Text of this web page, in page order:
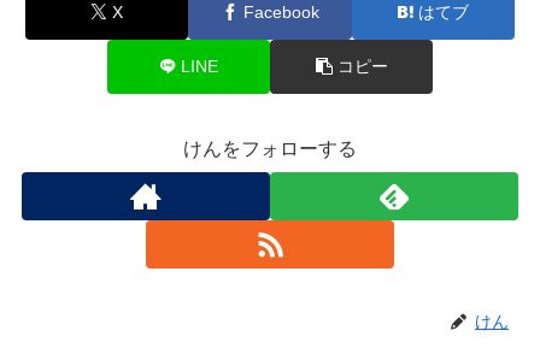
X Facebook はてブ
LINE コピー
けんをフォローする
けん